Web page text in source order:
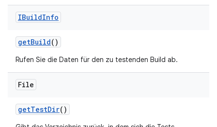
IBuildInfo
getBuild()
Rufen Sie die Daten für den zu testenden Build ab.
File
getTestDir()